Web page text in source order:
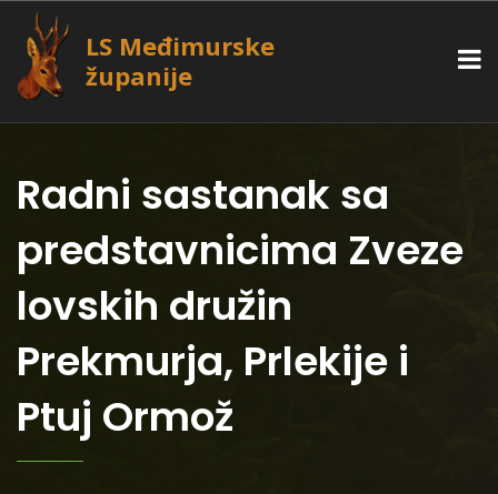
LS Međimurske
županije
Radni sastanak sa
predstavnicima Zveze
lovskih družin
Prekmurja, Prlekije i
Ptuj Ormož